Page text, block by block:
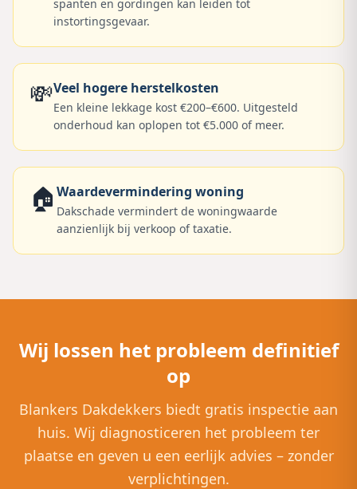
spanten en gordingen kan leiden tot
instortingsgevaar.
💸Veel hogere herstelkosten
Een kleine lekkage kost €200–€600. Uitgesteld
onderhoud kan oplopen tot €5.000 of meer.
🏠 Waardevermindering woning
Dakschade vermindert de woningwaarde
aanzienlijk bij verkoop of taxatie.
Wij lossen het probleem definitief
op
Blankers Dakdekkers biedt gratis inspectie aan
huis. Wij diagnosticeren het probleem ter
plaatse en geven u een eerlijk advies – zonder
verplichtingen.